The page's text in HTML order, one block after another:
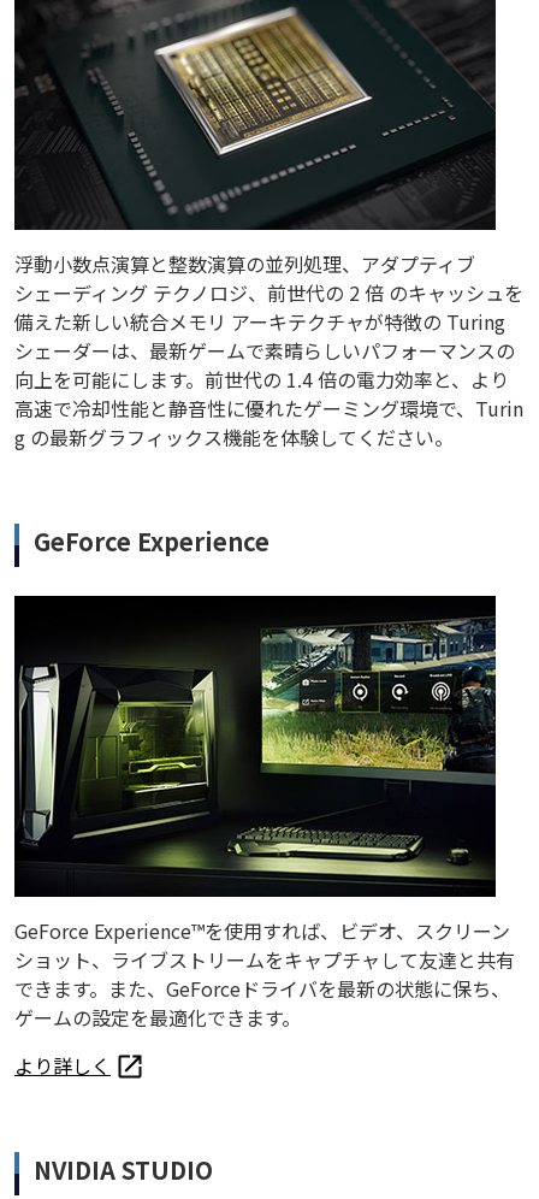
浮動小数点演算と整数演算の並列処理、アダプティブ
シェーディング テクノロジ、前世代の 2 倍 のキャッシュを
備えた新しい統合メモリ アーキテクチャが特徴の Turing
シェーダーは、最新ゲームで素晴らしいパフォーマンスの
向上を可能にします。前世代の 1.4 倍の電力効率と、より
高速で冷却性能と静音性に優れたゲーミング環境で、Turin
g の最新グラフィックス機能を体験してください。
GeForce Experience
GeForce Experience™を使用すれば、ビデオ、スクリーン
ショット、ライブストリームをキャプチャして友達と共有
できます。また、GeForceドライバを最新の状態に保ち、
ゲームの設定を最適化できます。
より詳しく
NVIDIA STUDIO